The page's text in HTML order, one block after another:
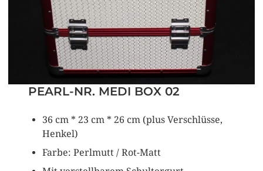
PEARL-NR. MEDI BOX 02
36 cm * 23 cm * 26 cm (plus Verschlüsse,
Henkel)
Farbe: Perlmutt / Rot-Matt